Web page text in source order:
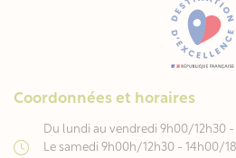
Coordonnées et horaires
Du lundi au vendredi 9h00/12h30
Le samedi 9h00h/12h30 - 14h00/